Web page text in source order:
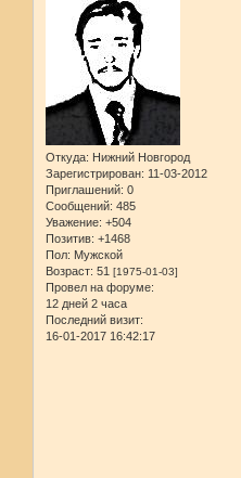
Откуда: Нижний Новгород
Зарегистрирован: 11-03-2012
Приглашений: 0
Сообщений: 485
Уважение: +504
Позитив: +1468
Пол: Мужской
Возраст: 51 [1975-01-03]
Провел на форуме:
12 дней 2 часа
Последний визит:
16-01-2017 16:42:17